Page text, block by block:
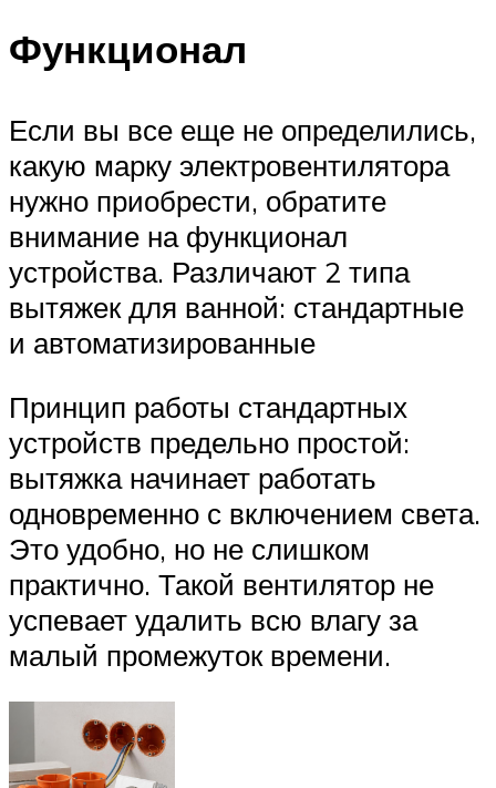
Функционал
Если вы все еще не определились,
какую марку электровентилятора
нужно приобрести, обратите
внимание на функционал
устройства. Различают 2 типа
вытяжек для ванной: стандартные
и автоматизированные
Принцип работы стандартных
устройств предельно простой:
вытяжка начинает работать
одновременно с включением света.
Это удобно, но не слишком
практично. Такой вентилятор не
успевает удалить всю влагу за
малый промежуток времени.